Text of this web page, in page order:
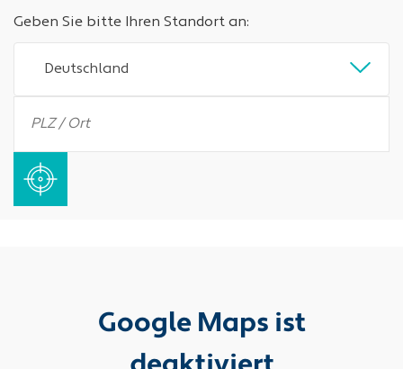
Geben Sie bitte Ihren Standort an:
Deutschland
Google Maps ist